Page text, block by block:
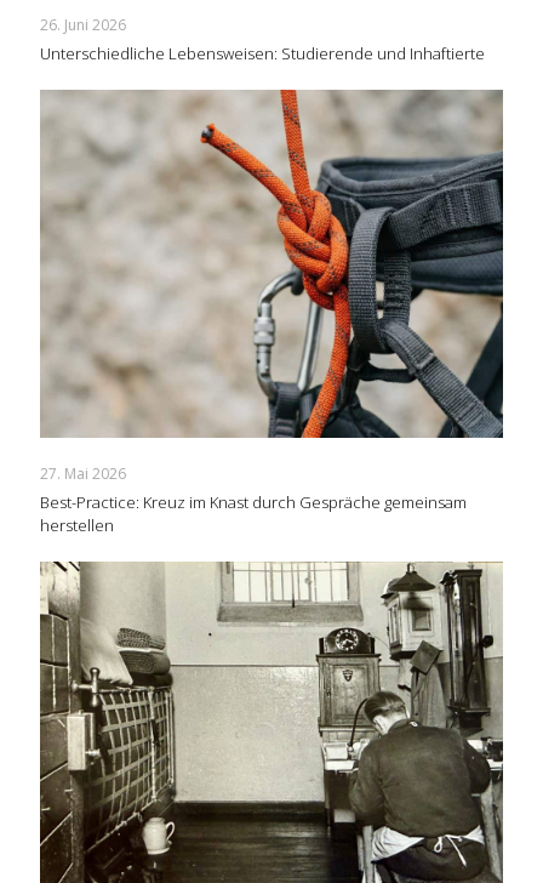
26. Juni 2026
Unterschiedliche Lebensweisen: Studierende und Inhaftierte
27. Mai 2026
Best-Practice: Kreuz im Knast durch Gespräche gemeinsam
herstellen